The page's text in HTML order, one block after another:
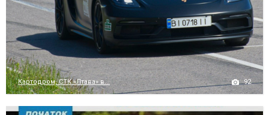
Картодром, СТК «Лтава» в... 92